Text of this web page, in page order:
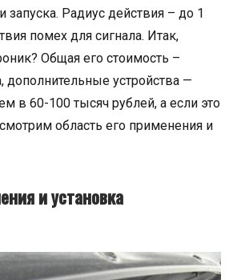
запуска. Радиус действия – до 1
помех для сигнала. Итак,
Общая его стоимость –
дополнительные устройства —
в 60-100 тысяч рублей, а если это
область его применения и
и установка